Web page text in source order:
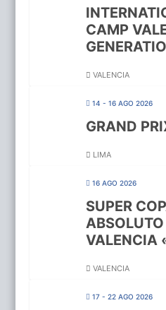
CAMP
VALENCIA
14 - 16 AGO 2026
GRAND
LIMA
16 AGO 2026
SUPER
VALENCIA
VALENCIA
17 - 22 AGO 2026